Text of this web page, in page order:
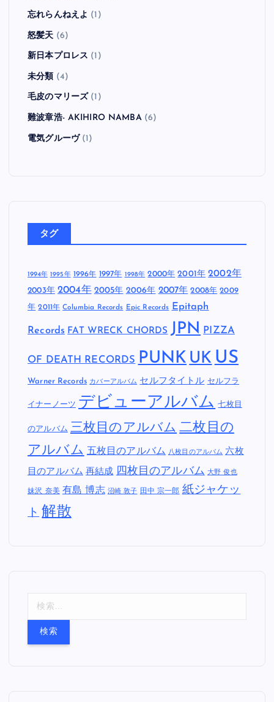
忘れらんねえよ (1)
怒髪天 (6)
新日本プロレス (1)
未分類 (4)
毛皮のマリーズ (1)
難波章浩- AKIHIRO NAMBA(6)
電気グルーヴ(1)
タグ
1994年 1995年 1996年 1997年 1998年 2000年 2001年 2002年
2003年 2004年 2005年 2006年 2007年 2008年 2009
年 2011年 Columbia Records Epic Records Epitaph
Records FAT WRECK CHORDS JPN PIZZA
OF DEATH RECORDS PUNK UK US
Warner Records カバーアルバム セルフタイトル セルフラ
イナーノーツ デビューアルバム 七枚目
のアルバム 三枚目のアルバム 二枚目の
アルバム 五枚目のアルバム 八枚目のアルバム 六枚
目のアルバム 再結成 四枚目のアルバム 大野 俊也
妹沢 奈美 有島 博志 沼崎 敦子 田中 宗一郎 紙ジャケッ
ト 解散